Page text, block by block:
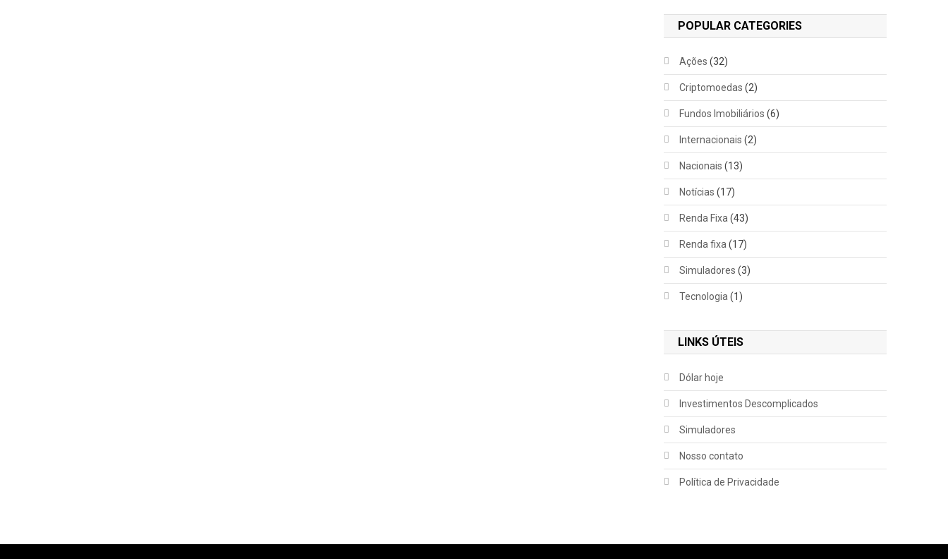
POPULAR CATEGORIES
Ações (32)
Criptomoedas (2)
Fundos Imobiliários (6)
Internacionais (2)
Nacionais (13)
Notícias (17)
Renda Fixa (43)
Renda fixa (17)
Simuladores (3)
Tecnologia (1)
LINKS ÚTEIS
Dólar hoje
Investimentos Descomplicados
Simuladores
Nosso contato
Política de Privacidade